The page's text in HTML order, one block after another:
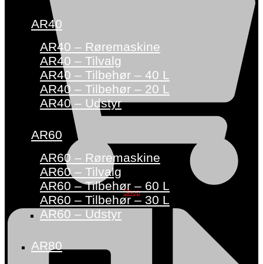
Shop
AR40
AR40 – Røremaskine
AR40 – Tilvalg
AR40 – Tilbehør – 40 L
AR40 – Tilbehør – 20 L
AR40 – Udstyr
AR60
AR60 – Røremaskine
AR60 – Tilvalg
AR60 – Tilbehør – 60 L
AR60 – Tilbehør – 30 L
AR60 – Udstyr
AR80